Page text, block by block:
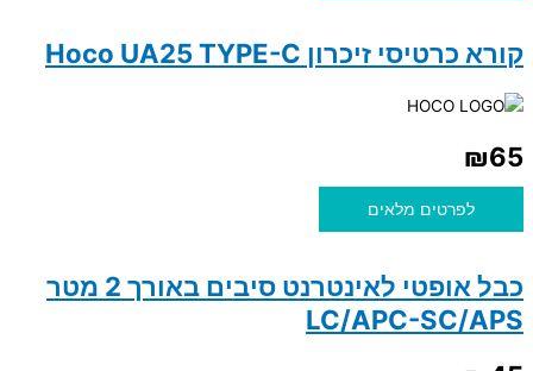
קורא כרטיסי זיכרון Hoco UA25 TYPE-C
₪65
לפרטים מלאים
כבל אופטי לאינטרנט סיבים באורך 2 מטר
LC/APC-SC/APS